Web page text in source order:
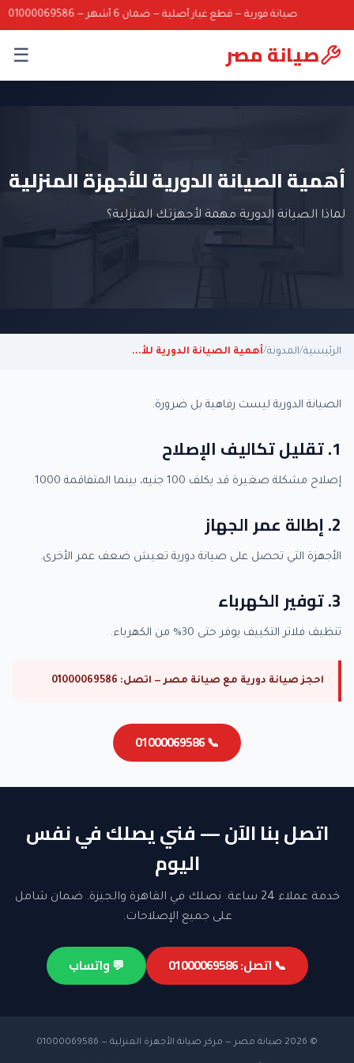
صيانة فورية — قطع غيار أصلية — ضمان 6 أشهر — 01000069586
صيانة مصر ☰
أهمية الصيانة الدورية للأجهزة المنزلية
لماذا الصيانة الدورية مهمة لأجهزتك المنزلية؟
الرئيسية/المدونة/أهمية الصيانة الدورية للأ...
الصيانة الدورية ليست رفاهية بل ضرورة.
1. تقليل تكاليف الإصلاح
إصلاح مشكلة صغيرة قد يكلف 100 جنيه، بينما المتفاقمة 1000.
2. إطالة عمر الجهاز
الأجهزة التي تحصل على صيانة دورية تعيش ضعف عمر الأخرى.
3. توفير الكهرباء
تنظيف فلاتر التكييف يوفر حتى 30% من الكهرباء.
احجز صيانة دورية مع صيانة مصر — اتصل: 01000069586
📞 01000069586
اتصل بنا الآن — فني يصلك في نفس
اليوم
خدمة عملاء 24 ساعة. نصلك في القاهرة والجيزة. ضمان شامل
على جميع الإصلاحات.
📞 اتصل: 01000069586 💬 واتساب
© 2026 صيانة مصر — مركز صيانة الأجهزة المنزلية — 01000069586